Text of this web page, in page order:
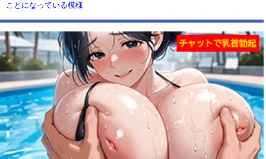
ことになっている模様
【動画】USJの禁止エリアに子どもたちが続々乱入 → スタッフが注意し
ても止まらない事態に
Powered by livedoor 相互RSS